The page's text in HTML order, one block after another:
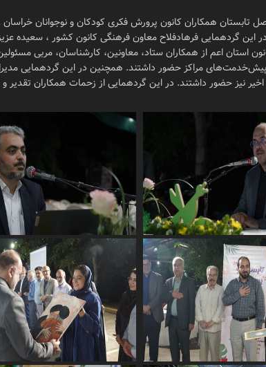
تابستان همکاران کانون پرورش فکری کودکان و نوجوانان
این گردهمایی فرهادفلاح معاون فرهنگی کانون کشور ، سعیده
استان اعم از همکاران ستاد، معاونین، کارشناسان، مربی
مراکز حضور داشتند. همچنین در این گردهمایی